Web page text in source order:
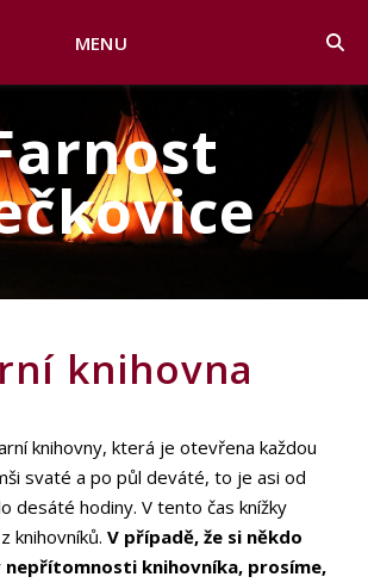
MENU
knihovna
knihovny, která je otevřena každou
svaté a po půl deváté, to je asi od
desáté hodiny. V tento čas knížky
knihovníků. V případě, že si někdo
nepřítomnosti knihovníka, prosíme,